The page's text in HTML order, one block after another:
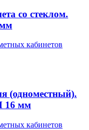
со стеклом.
кабинетов
(одноместный).
16 мм
кабинетов